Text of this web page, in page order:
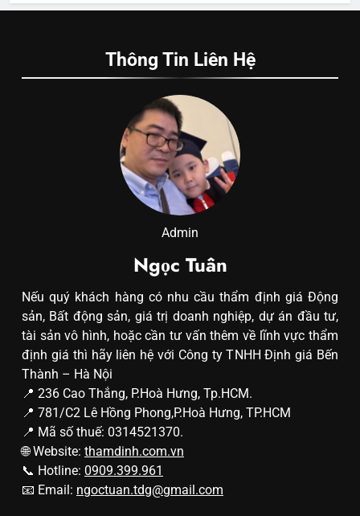
Thông Tin Liên Hệ
Admin
Ngọc Tuân
Nếu quý khách hàng có nhu cầu thẩm định giá Động
sản, Bất động sản, giá trị doanh nghiệp, dự án đầu tư,
tài sản vô hình, hoặc cần tư vấn thêm về lĩnh vực thẩm
định giá thì hãy liên hệ với Công ty TNHH Định giá Bến
Thành – Hà Nội
📍 236 Cao Thắng, P.Hoà Hưng, Tp.HCM.
📍 781/C2 Lê Hồng Phong,P.Hoà Hưng, TP.HCM
📍 Mã số thuế: 0314521370.
🌐 Website: thamdinh.com.vn
📞 Hotline: 0909.399.961
📧 Email: ngoctuan.tdg@gmail.com